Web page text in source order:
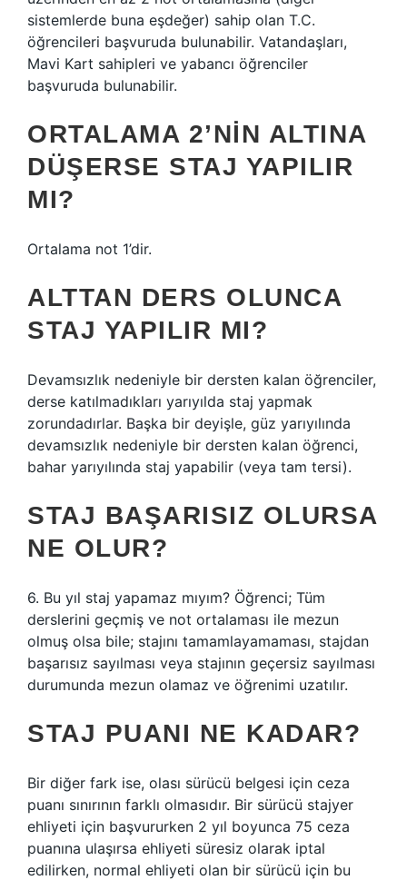
sistemlerde buna eşdeğer) sahip olan T.C.
öğrencileri başvuruda bulunabilir. Vatandaşları,
Mavi Kart sahipleri ve yabancı öğrenciler
başvuruda bulunabilir.
ORTALAMA 2’NIN ALTINA
DÜŞERSE STAJ YAPILIR
MI?
Ortalama not 1’dir.
ALTTAN DERS OLUNCA
STAJ YAPILIR MI?
Devamsızlık nedeniyle bir dersten kalan öğrenciler,
derse katılmadıkları yarıyılda staj yapmak
zorundadırlar. Başka bir deyişle, güz yarıyılında
devamsızlık nedeniyle bir dersten kalan öğrenci,
bahar yarıyılında staj yapabilir (veya tam tersi).
STAJ BAŞARISIZ OLURSA
NE OLUR?
6. Bu yıl staj yapamaz mıyım? Öğrenci; Tüm
derslerini geçmiş ve not ortalaması ile mezun
olmuş olsa bile; stajını tamamlayamaması, stajdan
başarısız sayılması veya stajının geçersiz sayılması
durumunda mezun olamaz ve öğrenimi uzatılır.
STAJ PUANI NE KADAR?
Bir diğer fark ise, olası sürücü belgesi için ceza
puanı sınırının farklı olmasıdır. Bir sürücü stajyer
ehliyeti için başvururken 2 yıl boyunca 75 ceza
puanına ulaşırsa ehliyeti süresiz olarak iptal
edilirken, normal ehliyeti olan bir sürücü için bu